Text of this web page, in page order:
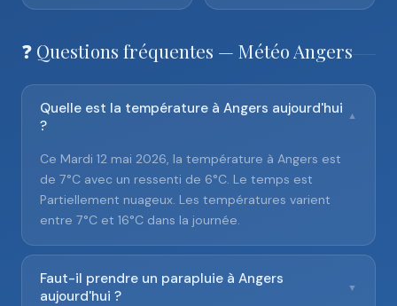
❓ Questions fréquentes — Météo Angers
Quelle est la température à Angers aujourd'hui
?
▼
Ce Mardi 12 mai 2026, la température à Angers est
de 7°C avec un ressenti de 6°C. Le temps est
Partiellement nuageux. Les températures varient
entre 7°C et 16°C dans la journée.
Faut-il prendre un parapluie à Angers
aujourd'hui ?
▼